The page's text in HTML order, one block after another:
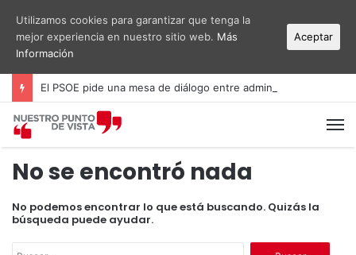
No se encontró nada
No podemos encontrar lo que está buscando. Quizás la
búsqueda puede ayudar.
Utilizamos cookies para garantizar que tenga la
mejor experiencia en nuestro sitio web. Más
Información
Aceptar